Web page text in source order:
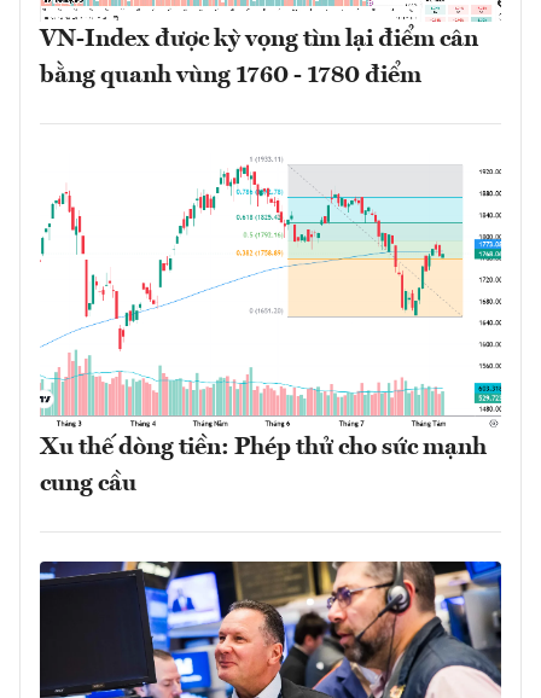
VN-Index được kỳ vọng tìm lại điểm cân
bằng quanh vùng 1760 - 1780 điểm
Xu thế dòng tiền: Phép thử cho sức mạnh
cung cầu